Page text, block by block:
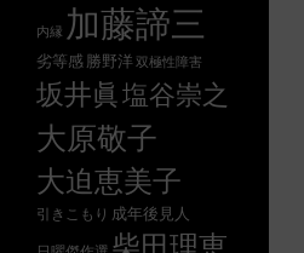
内縁 加藤諦三
劣等感勝野洋 双極性障害
坂井眞塩谷崇之
大原敬子
大迫恵美子
引きこもり 成年後見人
柴田理恵